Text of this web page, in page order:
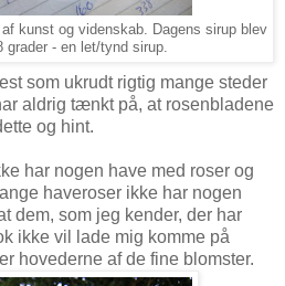
kunst og videnskab. Dagens sirup blev
grader - en let/tynd sirup.
som ukrudt rigtig mange steder
aldrig tænkt på, at rosenbladene
og hint.
har nogen have med roser og
haveroser ikke har nogen
dem, som jeg kender, der har
ikke vil lade mig komme på
hovederne af de fine blomster.